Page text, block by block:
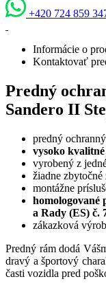
+420 724 859
Informácie o
Kontaktovať
Predný
Sandero II
predný
vysoko
vyrobený z
žiadne
montážne
a Rady (ES) č.
zákazková
Predný rám dodá
dravý a športový
časti vozidla pred